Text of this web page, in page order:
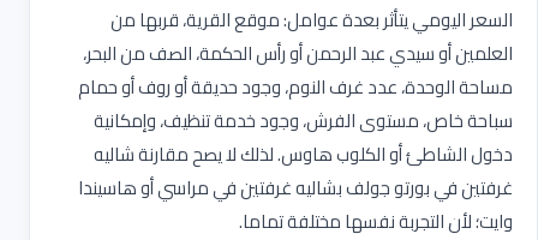
السعر اليومي يتأثر بعدة عوامل: موقع القرية، قربها من
العلمين أو سيدي عبد الرحمن أو رأس الحكمة، الصف من البحر،
مساحة الوحدة، عدد غرف النوم، وجود حديقة أو روف أو حمام
سباحة خاص، مستوى الفرش، وجود خدمة تنظيف، وإمكانية
دخول الشاطئ أو الكلوب هاوس. لذلك لا يصح مقارنة شاليه
غرفتين في بورتو جولف بشاليه غرفتين في مراسي أو هاسيندا
وايت؛ لأن التجربة نفسها مختلفة تماما.